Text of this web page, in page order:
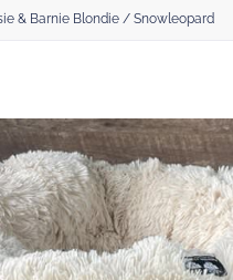
& Barnie Blondie / Snowleopard